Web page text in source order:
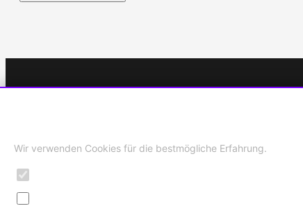
News
PS Plus
Impressum
Wir verwenden Cookies für die bestmögliche Erfahrung.